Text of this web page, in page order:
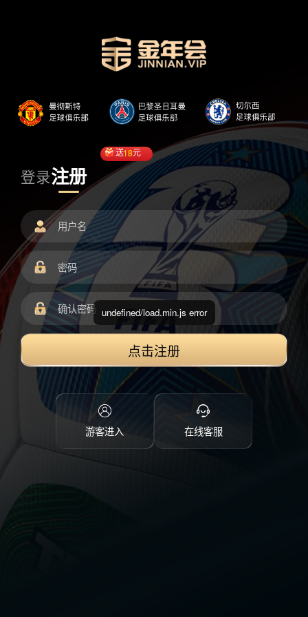
登录注册
送18元
点击注册
游客进入 在线客服
undefined/load.min.js error